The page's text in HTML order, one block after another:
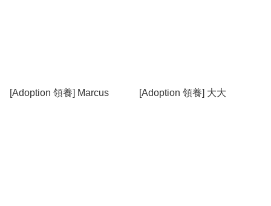
[Adoption 領養] Marcus [Adoption 領養] 大大